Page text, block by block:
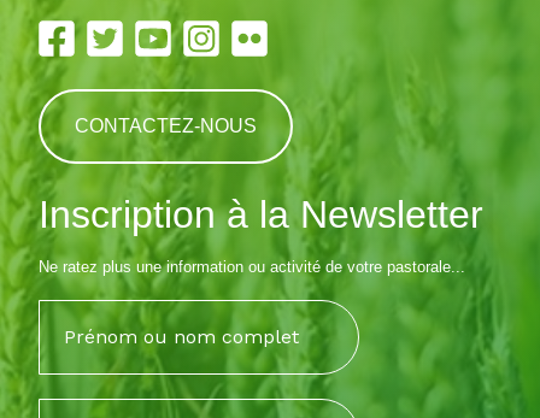
CONTACTEZ-NOUS
Inscription à la Newsletter
Ne ratez plus une information ou activité de votre pastorale...